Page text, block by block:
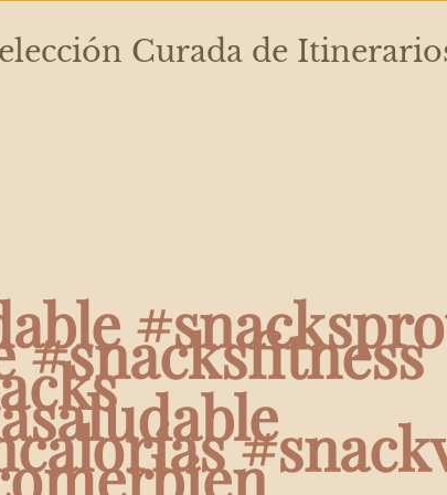
Curada de
#snacksfitness